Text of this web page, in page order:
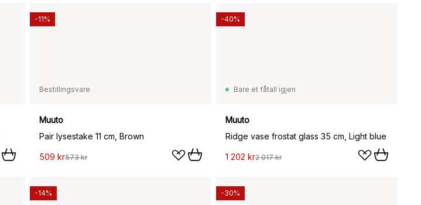
Bestillingsvare
Muuto
Pair lysestake 11 cm, Brown
509 kr573 kr
-11%
Bare et fåtall igjen
Muuto
Ridge vase frostat glass 35 cm, Light blue
1 202 kr2 017 kr
-40%
-14% -30%